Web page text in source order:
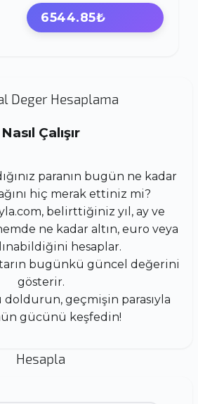
6544.85₺
Deger Hesaplama
Nasıl Çalışır
paranın bugün ne kadar
hiç merak ettiniz mi?
belirttiğiniz yıl, ay ve
ne kadar altın, euro veya
hesaplar.
bugünkü güncel değerini
gösterir.
geçmişin parasıyla
gücünü keşfedin!
Hesapla